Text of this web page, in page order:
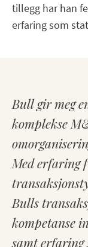
tillegg har han
erfaring som
Bull gir meg
komplekse
Med erfaring
Bulls
kompetanse
samt erfaring